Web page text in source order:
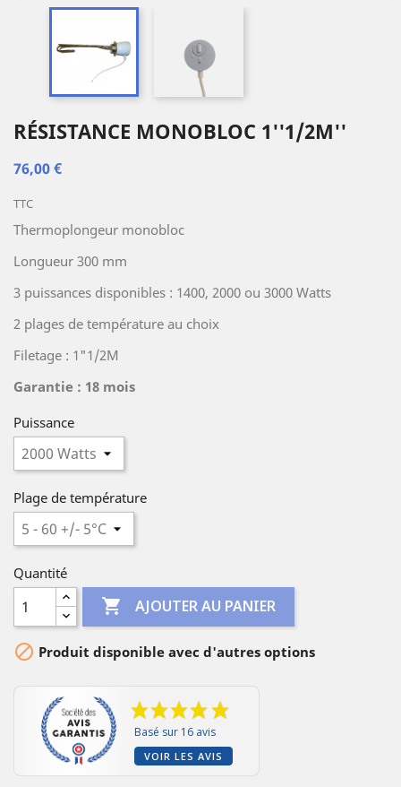
RÉSISTANCE MONOBLOC 1''1/2M''
76,00 €
TTC
Thermoplongeur monobloc
Longueur 300 mm
3 puissances disponibles : 1400, 2000 ou 3000 Watts
2 plages de température au choix
Filetage : 1"1/2M
Garantie : 18 mois
Puissance
Plage de température
Quantité
 AJOUTER AU PANIER
 Produit disponible avec d'autres options
Basé sur 16 avis
VOIR LES AVIS